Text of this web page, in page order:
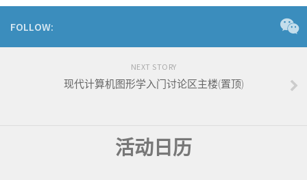
FOLLOW:
NEXT STORY
现代计算机图形学入门讨论区主楼(置顶)
活动日历